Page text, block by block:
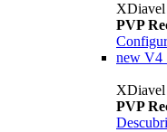
PVP
new V4
PVP